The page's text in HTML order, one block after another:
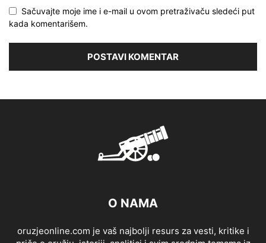
Sačuvajte moje ime i e-mail u ovom pretraživaču sledeći put
kada komentarišem.
O NAMA
oruzjeonline.com je vaš najbolji resurs za vesti, kritike i